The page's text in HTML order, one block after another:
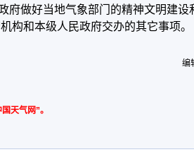
府做好当地气象部门的精神文明建设
编
天气网”。